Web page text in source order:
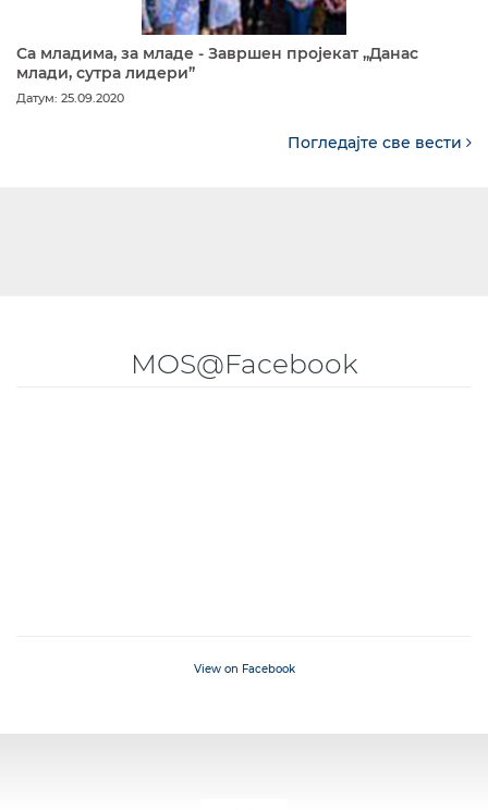
Са младима, за младе - Завршен пројекат „Данас
млади, сутра лидери”
Датум: 25.09.2020
Погледајте све вести
MOS@Facebook
View on Facebook